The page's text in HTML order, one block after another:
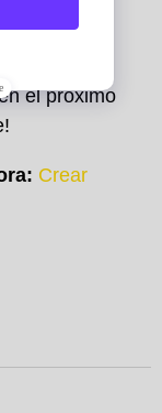
el próximo
Crear